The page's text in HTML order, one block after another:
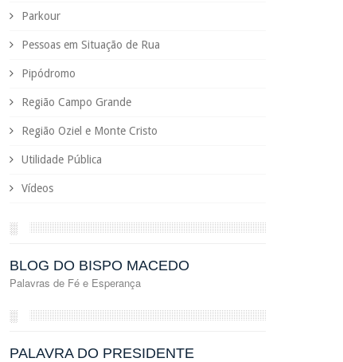
Parkour
Pessoas em Situação de Rua
Pipódromo
Região Campo Grande
Região Oziel e Monte Cristo
Utilidade Pública
Vídeos
░
BLOG DO BISPO MACEDO
Palavras de Fé e Esperança
░
PALAVRA DO PRESIDENTE